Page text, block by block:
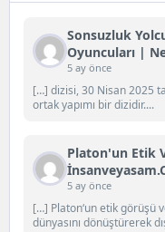
Sonsuzluk
Oyuncuları |
5 ay önce
[…] dizisi, 30 Nisan 2025
ortak yapımı bir dizidir....
Platon'un Etik
5 ay önce
[…] Platon‘un etik görüşü
dünyasını dönüştürerek